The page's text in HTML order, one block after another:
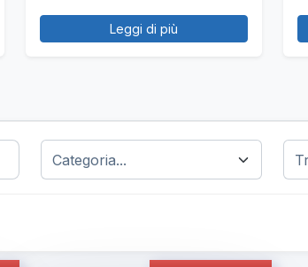
Leggi di più